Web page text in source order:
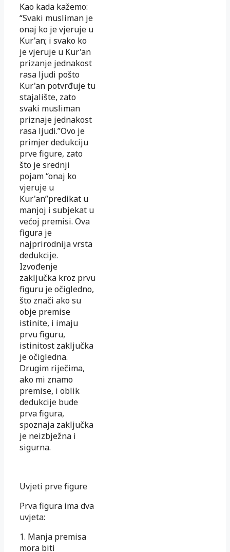
Kao kada kažemo:
“Svaki musliman je
onaj ko je vjeruje u
Kur'an; i svako ko
je vjeruje u Kur'an
prizanje jednakost
rasa ljudi pošto
Kur'an potvrđuje tu
stajalište, zato
svaki musliman
priznaje jednakost
rasa ljudi.”Ovo je
primjer dedukciju
prve figure, zato
što je srednji
pojam “onaj ko
vjeruje u
Kur'an”predikat u
manjoj i subjekat u
većoj premisi. Ova
figura je
najprirodnija vrsta
dedukcije.
Izvođenje
zaključka kroz prvu
figuru je očigledno,
što znači ako su
obje premise
istinite, i imaju
prvu figuru,
istinitost zaključka
je očigledna.
Drugim riječima,
ako mi znamo
premise, i oblik
dedukcije bude
prva figura,
spoznaja zaključka
je neizbježna i
sigurna.
Uvjeti prve figure
Prva figura ima dva
uvjeta:
1. Manja premisa
mora biti